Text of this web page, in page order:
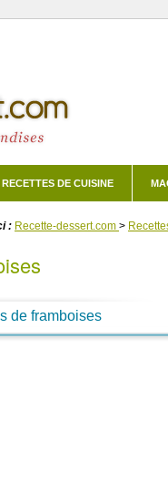
RECETTES DE CUISINE
: Recette-dessert.com >
de framboises